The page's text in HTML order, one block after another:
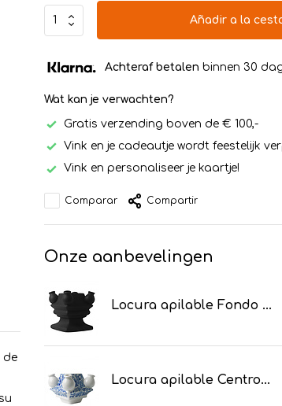
de
Añadir a la
Achteraf betalen binnen 30
Wat kan je verwachten?
Gratis verzending boven de € 100,-
Vink en je cadeautje wordt feestelijk
Vink en personaliseer je kaartje!
Comparar Compartir
Onze aanbevelingen
Locura apilable Fondo ...
Locura apilable Centro...